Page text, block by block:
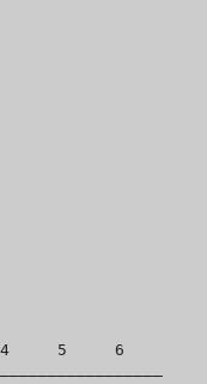
4     5     6